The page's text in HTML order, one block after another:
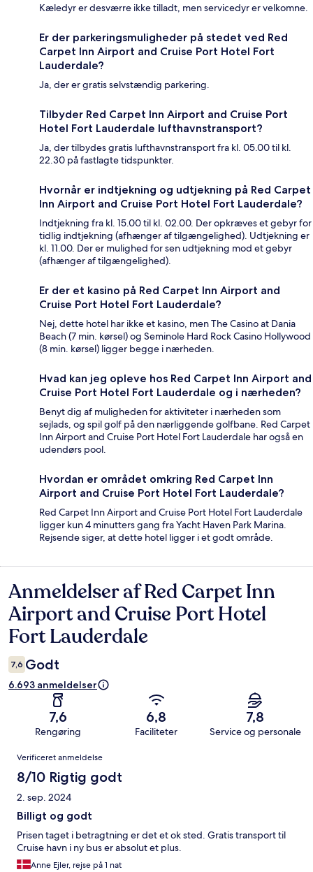
Kæledyr er desværre ikke tilladt, men servicedyr er velkomne.
Er der parkeringsmuligheder på stedet ved Red
Carpet Inn Airport and Cruise Port Hotel Fort
Lauderdale?
Ja, der er gratis selvstændig parkering.
Tilbyder Red Carpet Inn Airport and Cruise Port
Hotel Fort Lauderdale lufthavnstransport?
Ja, der tilbydes gratis lufthavnstransport fra kl. 05.00 til kl.
22.30 på fastlagte tidspunkter.
Hvornår er indtjekning og udtjekning på Red Carpet
Inn Airport and Cruise Port Hotel Fort Lauderdale?
Indtjekning fra kl. 15.00 til kl. 02.00. Der opkræves et gebyr for
tidlig indtjekning (afhænger af tilgængelighed). Udtjekning er
kl. 11.00. Der er mulighed for sen udtjekning mod et gebyr
(afhænger af tilgængelighed).
Er der et kasino på Red Carpet Inn Airport and
Cruise Port Hotel Fort Lauderdale?
Nej, dette hotel har ikke et kasino, men The Casino at Dania
Beach (7 min. kørsel) og Seminole Hard Rock Casino Hollywood
(8 min. kørsel) ligger begge i nærheden.
Hvad kan jeg opleve hos Red Carpet Inn Airport and
Cruise Port Hotel Fort Lauderdale og i nærheden?
Benyt dig af muligheden for aktiviteter i nærheden som
sejlads, og spil golf på den nærliggende golfbane. Red Carpet
Inn Airport and Cruise Port Hotel Fort Lauderdale har også en
udendørs pool.
Hvordan er området omkring Red Carpet Inn
Airport and Cruise Port Hotel Fort Lauderdale?
Red Carpet Inn Airport and Cruise Port Hotel Fort Lauderdale
ligger kun 4 minutters gang fra Yacht Haven Park Marina.
Rejsende siger, at dette hotel ligger i et godt område.
Anmeldelser
Anmeldelser af Red Carpet Inn
Airport and Cruise Port Hotel
Fort Lauderdale
7,6 Godt
6.693 anmeldelser
7,6
Rengøring
6,8
Faciliteter
7,8
Service og personale
Anmeldelser
Verificeret anmeldelse
8/10 Rigtig godt
2. sep. 2024
Billigt og godt
Prisen taget i betragtning er det et ok sted. Gratis transport til
Cruise havn i ny bus er absolut et plus.
Anne Ejler, rejse på 1 nat